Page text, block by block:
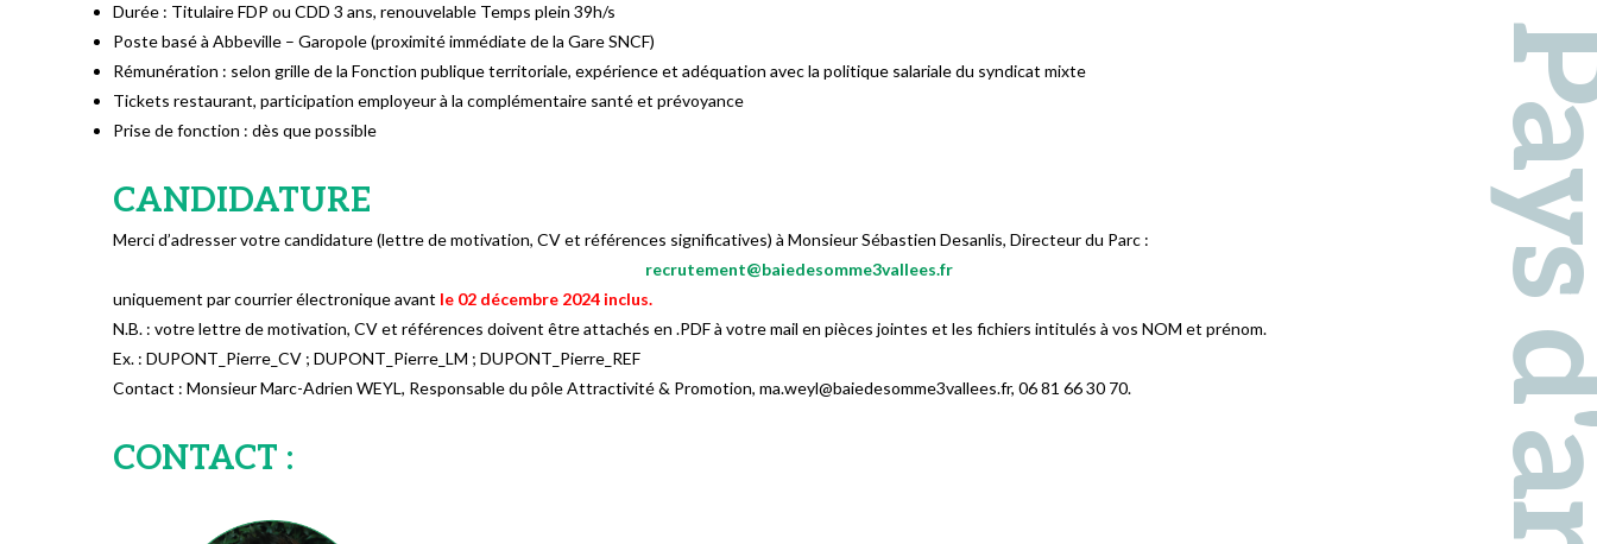
Durée : Titulaire FDP ou CDD 3 ans, renouvelable Temps plein 39h/s
Poste basé à Abbeville – Garopole (proximité immédiate de la Gare SNCF)
Rémunération : selon grille de la Fonction publique territoriale, expérience et adéquation avec la politique salariale du syndicat mixte
Tickets restaurant, participation employeur à la complémentaire santé et prévoyance
Prise de fonction : dès que possible
CANDIDATURE
Merci d’adresser votre candidature (lettre de motivation, CV et références significatives) à Monsieur Sébastien Desanlis, Directeur du Parc :
recrutement@baiedesomme3vallees.fr
uniquement par courrier électronique avant le 02 décembre 2024 inclus.
N.B. : votre lettre de motivation, CV et références doivent être attachés en .PDF à votre mail en pièces jointes et les fichiers intitulés à vos NOM et prénom.
Ex. : DUPONT_Pierre_CV ; DUPONT_Pierre_LM ; DUPONT_Pierre_REF
Contact : Monsieur Marc-Adrien WEYL, Responsable du pôle Attractivité & Promotion, ma.weyl@baiedesomme3vallees.fr, 06 81 66 30 70.
CONTACT :